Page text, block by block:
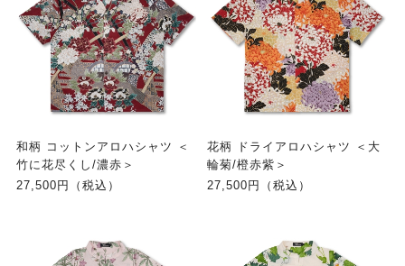
和柄 コットンアロハシャツ ＜
竹に花尽くし/濃赤＞
27,500円（税込）
花柄 ドライアロハシャツ ＜大
輪菊/橙赤紫＞
27,500円（税込）